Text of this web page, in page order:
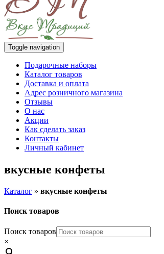
Toggle navigation
Подарочные наборы
Каталог товаров
Доставка и оплата
Адрес розничного магазина
Отзывы
О нас
Акции
Как сделать заказ
Контакты
Личный кабинет
вкусные конфеты
Каталог » вкусные конфеты
Поиск товаров
Поиск товаров
×